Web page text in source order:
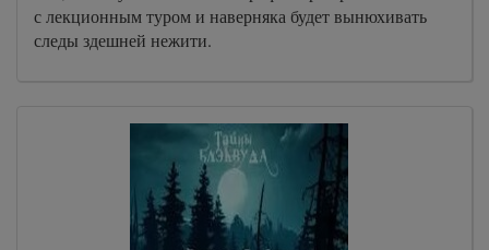
с лекционным туром и наверняка будет вынюхивать
следы здешней нежити.